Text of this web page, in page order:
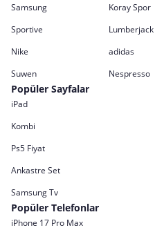
Samsung
Koray Spor
Sportive
Lumberjack
Nike
adidas
Suwen
Nespresso
Popüler Sayfalar
iPad
Kombi
Ps5 Fiyat
Ankastre Set
Samsung Tv
Popüler Telefonlar
iPhone 17 Pro Max